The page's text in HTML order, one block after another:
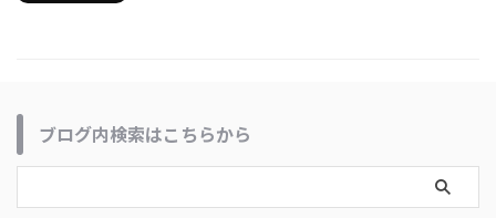
ブログ内検索はこちらから